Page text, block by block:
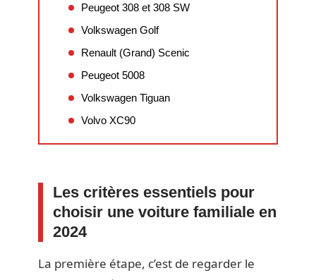
Peugeot 308 et 308 SW
Volkswagen Golf
Renault (Grand) Scenic
Peugeot 5008
Volkswagen Tiguan
Volvo XC90
Les critères essentiels pour
choisir une voiture familiale en
2024
La première étape, c’est de regarder le